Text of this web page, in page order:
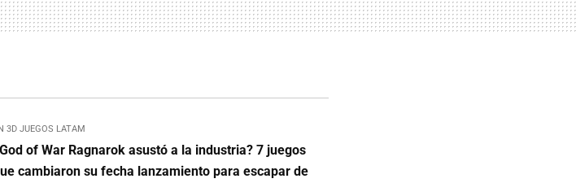
3D JUEGOS LATAM
of War Ragnarok asustó a la industria? 7 juegos
cambiaron su fecha lanzamiento para escapar de